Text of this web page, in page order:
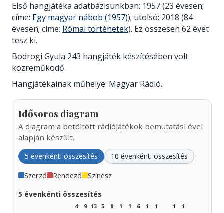
Első hangjátéka adatbázisunkban: 1957 (23 évesen;
címe: Egy magyar nábob (1957)); utolsó: 2018 (84
évesen; címe: Római történetek). Ez összesen 62 évet
tesz ki.
Bodrogi Gyula 243 hangjáték készítésében volt
közreműködő.
Hangjátékainak műhelye: Magyar Rádió.
Idősoros diagram
A diagram a betöltött rádiójátékok bemutatási évei
alapján készült.
5 évenkénti összesítés 10 évenkénti összesítés
Szerző Rendező Színész
5 évenkénti összesítés
4 9 13 5 8 1 1 6 1 1 1 1